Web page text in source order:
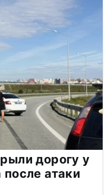
дорогу у
после атаки